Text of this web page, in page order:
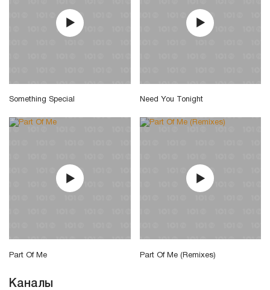
Something Special Need You Tonight
Part Of Me Part Of Me (Remixes)
Каналы